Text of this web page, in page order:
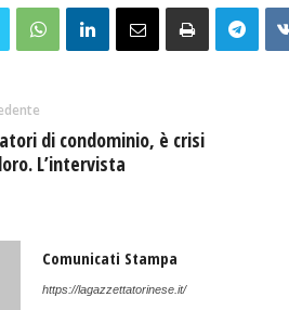
di condominio, è crisi
L’intervista
Comunicati Stampa
https://lagazzettatorinese.it/